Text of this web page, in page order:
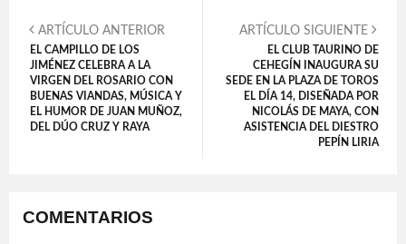
ARTÍCULO ANTERIOR
EL CAMPILLO DE LOS
JIMÉNEZ CELEBRA A LA
VIRGEN DEL ROSARIO CON
BUENAS VIANDAS, MÚSICA Y
EL HUMOR DE JUAN MUÑOZ,
DEL DÚO CRUZ Y RAYA
ARTÍCULO SIGUIENTE
EL CLUB TAURINO DE
CEHEGÍN INAUGURA SU
SEDE EN LA PLAZA DE TOROS
EL DÍA 14, DISEÑADA POR
NICOLÁS DE MAYA, CON
ASISTENCIA DEL DIESTRO
PEPÍN LIRIA
COMENTARIOS